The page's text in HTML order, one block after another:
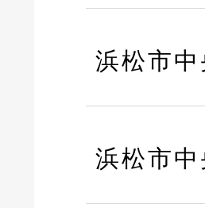
浜松市
浜松市